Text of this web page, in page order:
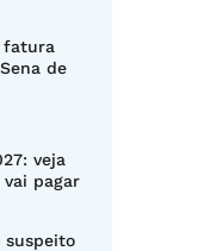
fatura
de
veja
pagar
suspeito